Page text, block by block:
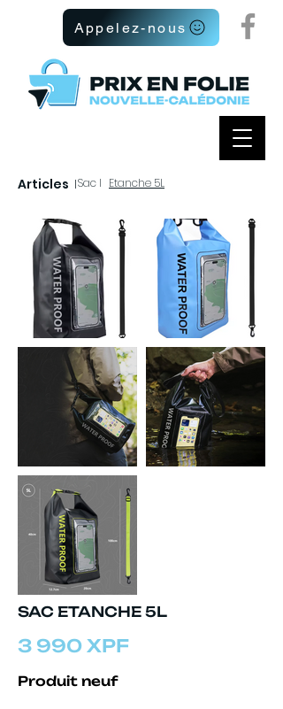
Appelez-nous
Articles ISac I Etanche 5L
SAC ETANCHE 5L
3 990 XPF
Produit neuf